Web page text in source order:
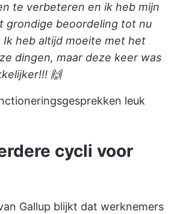
te verbeteren en ik heb mijn
grondige beoordeling tot nu
Ik heb altijd moeite met het
dingen, maar deze keer was
🙌
leuk
cycli voor
Gallup blijkt dat werknemers